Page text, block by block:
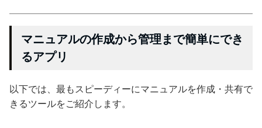
マニュアルの作成から管理まで簡単にでき
るアプリ
以下では、最もスピーディーにマニュアルを作成・共有で
きるツールをご紹介します。